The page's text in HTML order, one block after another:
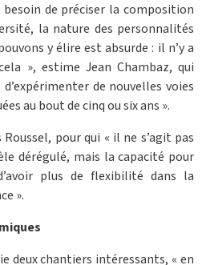
de préciser la composition
la nature des personnalités
y élire est absurde : il n’y a
», estime Jean Chambaz, qui
de nouvelles voies
au bout de cinq ou six ans ».
pour qui « il ne s’agit pas
dérégulé, mais la capacité pour
plus de flexibilité dans la
».
deux chantiers intéressants, « en